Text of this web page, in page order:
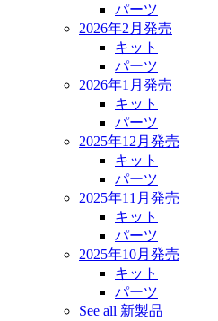
パーツ
2026年2月発売
キット
パーツ
2026年1月発売
キット
パーツ
2025年12月発売
キット
パーツ
2025年11月発売
キット
パーツ
2025年10月発売
キット
パーツ
See all 新製品